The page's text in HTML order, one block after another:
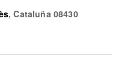
Lagerfeld. Som l’única
,Cataluña 08430